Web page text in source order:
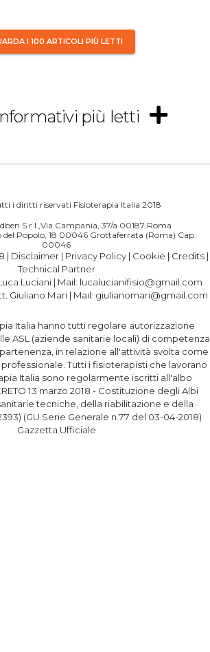
I 100 ARTICOLI PIÙ LETTI
più letti
i diritti riservati Fisioterapia Italia 2018
S.r.l.,Via Campania, 37/a 00187 Roma
del Popolo, 18 00046 Grottaferrata (Roma) Cap.
00046
| Disclaimer | Privacy Policy | Cookie | Credits |
Technical Partner
Luciani | Mail: lucalucianifisio@gmail.com
Giuliano Mari| Mail: giulianomari@gmail.com
Italia hanno tutti regolare autorizzazione
ASL (aziende sanitarie locali) di competenza
in relazione all'attività svolta come
Tutti i fisioterapisti che lavorano
Italia sono regolarmente iscritti all'albo
13 marzo 2018 - Costituzione degli Albi
tecniche, della riabilitazione e della
(GU Serie Generale n.77 del 03-04-2018)
Gazzetta Ufficiale